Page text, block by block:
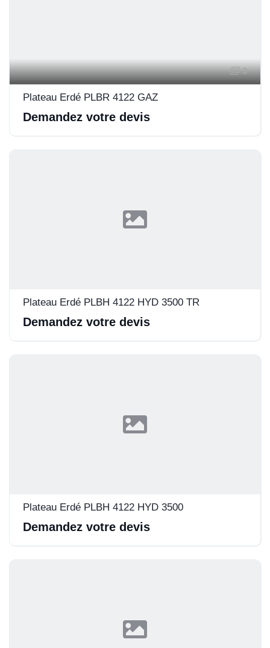
3
Plateau Erdé PLBR 4122 GAZ
Demandez votre devis
Plateau Erdé PLBH 4122 HYD 3500 TR
Demandez votre devis
Plateau Erdé PLBH 4122 HYD 3500
Demandez votre devis